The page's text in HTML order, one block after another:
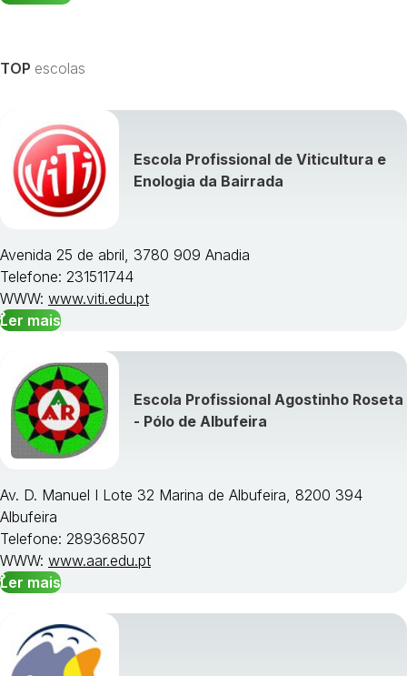
TOP escolas
Escola Profissional de Viticultura e
Enologia da Bairrada
Avenida 25 de abril, 3780 909 Anadia
Telefone: 231511744
WWW: www.viti.edu.pt
Ler mais
Escola Profissional Agostinho Roseta
- Pólo de Albufeira
Av. D. Manuel I Lote 32 Marina de Albufeira, 8200 394
Albufeira
Telefone: 289368507
WWW: www.aar.edu.pt
Ler mais